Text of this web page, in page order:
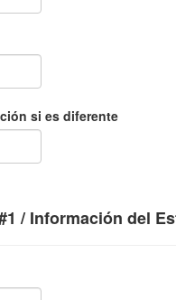
si es diferente
/ Información del